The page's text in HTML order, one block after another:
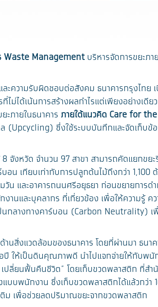
Waste Managementบริหารจัดการขยะภ
วามรับผิดชอบต่อสังคม ธนาคารกรุงไทย
ม่ได้เน้นการสร้างผลกำไรแต่เพียงอย่างเ
ะภายในธนาคาร ภายใต้แนวคิด Care for
(Upcycling) ซึ่งใช้ระบบบันทึกและจัดเก็บ
งหวัด จำนวน 97 สาขา สามารถคัดแยกขย
น เทียบเท่ากับการปลูกต้นไม้ถึงกว่า 1,100
วัน และอาคารถนนศรีอยุธยา ก่อนขยายกา
นและบุคลากร ที่เกี่ยวข้อง เพื่อให้ความรู้ ค
กลางทางคาร์บอน (Carbon Neutrality) เ
นสิ่งแวดล้อมของธนาคาร โดยที่ผ่านมา ธน
ปี ให้เป็นดินคุณภาพดี นำไปแจกจ่ายให้กับพ
ลี่ยนฟื้นคืนชีวิต” โดยเก็บขวดพลาสติก ที่ส
บบพนักงาน ซึ่งเก็บขวดพลาสติกได้แล้วกว่า
ม เพื่อช่วยลดปริมาณขยะจากขวดพลาสติก